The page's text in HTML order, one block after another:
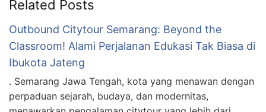
Related Posts
Outbound Citytour Semarang: Beyond the
Classroom! Alami Perjalanan Edukasi Tak Biasa di
Ibukota Jateng
. Semarang Jawa Tengah, kota yang menawan dengan
perpaduan sejarah, budaya, dan modernitas,